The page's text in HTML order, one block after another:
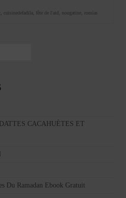
cuisinedefadila fête de l'aid nougatine romias
CACAHUÈTES ET
Du Ramadan Ebook Gratuit